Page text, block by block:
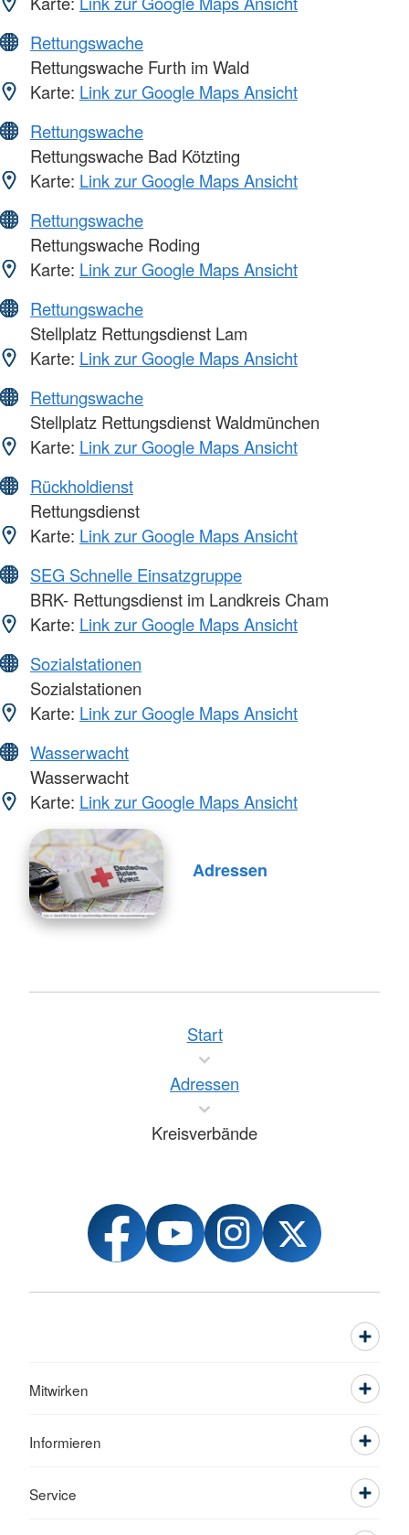
Rettungswache
Rettungswache Furth im Wald
Karte: Link zur Google Maps Ansicht
Rettungswache
Rettungswache Bad Kötzting
Karte: Link zur Google Maps Ansicht
Rettungswache
Rettungswache Roding
Karte: Link zur Google Maps Ansicht
Rettungswache
Stellplatz Rettungsdienst Lam
Karte: Link zur Google Maps Ansicht
Rettungswache
Stellplatz Rettungsdienst Waldmünchen
Karte: Link zur Google Maps Ansicht
Rückholdienst
Rettungsdienst
Karte: Link zur Google Maps Ansicht
SEG Schnelle Einsatzgruppe
BRK- Rettungsdienst im Landkreis Cham
Karte: Link zur Google Maps Ansicht
Sozialstationen
Sozialstationen
Karte: Link zur Google Maps Ansicht
Wasserwacht
Wasserwacht
Karte: Link zur Google Maps Ansicht
Adressen
Start
Adressen
Kreisverbände
Mitwirken
Informieren
Service